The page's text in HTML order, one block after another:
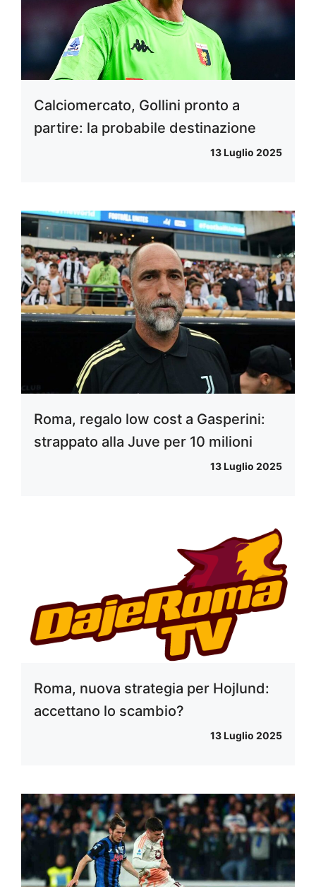
Calciomercato, Gollini pronto a
partire: la probabile destinazione
13 Luglio 2025
Roma, regalo low cost a Gasperini:
strappato alla Juve per 10 milioni
13 Luglio 2025
Roma, nuova strategia per Hojlund:
accettano lo scambio?
13 Luglio 2025